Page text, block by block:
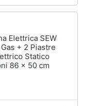
Elettrica SEW
+ 2 Piastre
Statico
86 x 50 cm